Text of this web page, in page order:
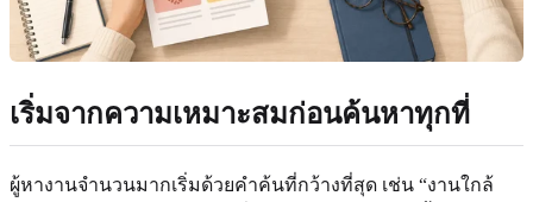
เริ่มจากความเหมาะสมก่อนค้นหาทุกที่
ผู้หางานจำนวนมากเริ่มด้วยคำค้นที่กว้างที่สุด เช่น “งานใกล้